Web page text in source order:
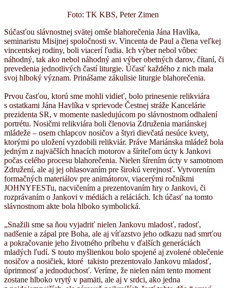
Foto: TK KBS, Peter Zimen
Súčasťou slávnostnej svätej omše blahorečenia Jána Havlíka,
seminaristu Misijnej spoločnosti sv. Vincenta de Paul a člena veľkej
vincentskej rodiny, boli viacerí ľudia. Ich výber nebol vôbec
náhodný, tak ako nebol náhodný ani výber obetných darov, čítaní, či
prevedenia jednotlivých častí liturgie. Účasť každého z nich mala
svoj hlboký význam. Prinášame zákulisie liturgie blahorečenia.
Prvou časťou, ktorú sme mohli vidieť, bolo prinesenie relikviára
s ostatkami Jána Havlíka v sprievode Čestnej stráže Kancelárie
prezidenta SR, v momente nasledujúcom po slávnostnom odhalení
portrétu. Nosičmi relikviára boli členovia Združenia mariánskej
mládeže – osem chlapcov nosičov a štyri dievčatá nesúce kvety,
ktorými po uložení vyzdobili relikviár. Práve Mariánska mládež bola
jedným z najväčších hnacích motorov a šíriteľom úcty k Jankovi
počas celého procesu blahorečenia. Nielen šírením úcty v samotnom
Združení, ale aj jej ohlasovaním pre širokú verejnosť. Vytvorením
formačných materiálov pre animátorov, viacerými ročníkmi
JOHNYFESTu, nacvičením a prezentovaním hry o Jankovi, či
rozprávaním o Jankovi v médiách a reláciách. Ich účasť na tomto
slávnostnom akte bola hlboko symbolická.
„Snažili sme sa ňou vyjadriť nielen Jankovu mladosť, radosť,
nadšenie a zápal pre Boha, ale aj víťazstvo jeho odkazu nad smrťou
a pokračovanie jeho životného príbehu v ďalších generáciách
mladých ľudí. S touto myšlienkou bolo spojené aj zvolené oblečenie
nosičov a nosičiek, ktoré takisto prezentovalo Jankovu mladosť,
úprimnosť a jednoduchosť. Veríme, že nielen nám tento moment
zostane hlboko vrytý v pamäti, ale aj v srdci, ako jedna